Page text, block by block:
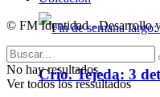
Crio. Tejeda: 3
© FM Identidad - Desarrollo
No hay resultados.
Ver todos los ressultados